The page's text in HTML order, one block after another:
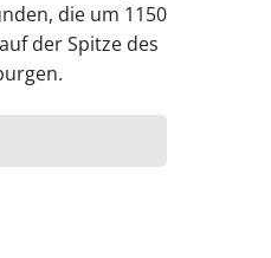
die um 1150
der Spitze des